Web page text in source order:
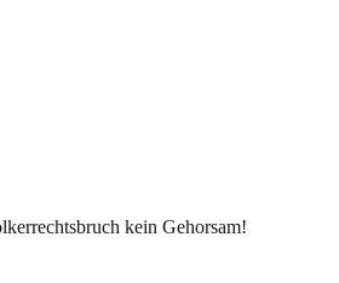
kein Gehorsam!